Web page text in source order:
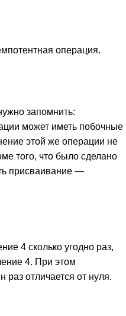
операция.
запомнить:
может иметь побочные
этой же операции не
того, что было сделано
присваивание —
4 сколько угодно раз,
4. При этом
раз отличается от нуля.